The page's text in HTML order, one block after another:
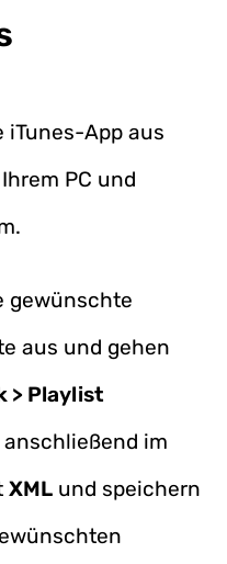
iTunes-App aus
PC und
gewünschte
aus und gehen
> Playlist
anschließend im
XML und speichern